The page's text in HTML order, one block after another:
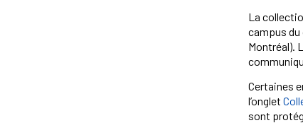
La
campus du
Montréal).
Certaines
l’onglet
sont